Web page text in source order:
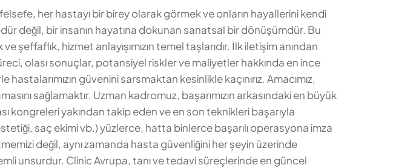
her hastayı bir birey olarak görmek ve onların hayallerini kendi
değil, bir insanın hayatına dokunan sanatsal bir dönüşümdür. Bu
hizmet anlayışımızın temel taşlarıdır. İlk iletişim anından
olası sonuçlar, potansiyel riskler ve maliyetler hakkında en ince
güvenini sarsmaktan kesinlikle kaçınırız. Amacımız,
sağlamaktır. Uzman kadromuz, başarımızın arkasındaki en büyük
kongreleri yakından takip eden ve en son teknikleri başarıyla
saç ekimi vb.) yüzlerce, hatta binlerce başarılı operasyona imza
değil, aynı zamanda hasta güvenliğini her şeyin üzerinde
unsurdur. Clinic Avrupa, tanı ve tedavi süreçlerinde en güncel